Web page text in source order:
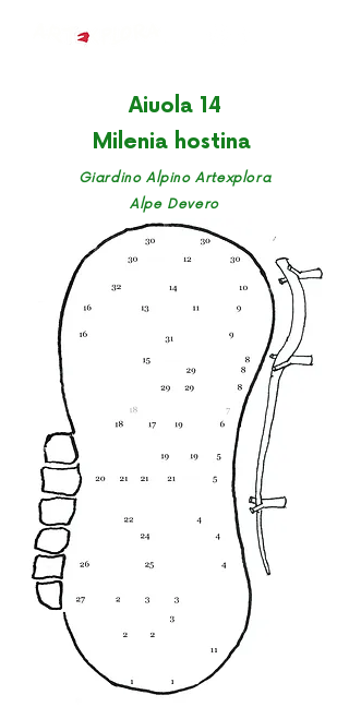
Aiuola 14
Milenia hostina
Giardino Alpino Artexplora
Alpe Devero